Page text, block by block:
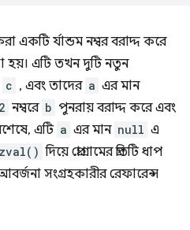
একটি র্যান্ডম নম্বর বরাদ্দ করে
হয়। এটি তখন দুটি নতুন
c , এবং তাদের a এর মান
নম্বরে b পুনরায় বরাদ্দ করে এবং
এটি a এর মান null এ
দিয়ে প্রোগ্রামের প্রতিটি ধাপ
সংগ্রহকারীর রেফারেন্স